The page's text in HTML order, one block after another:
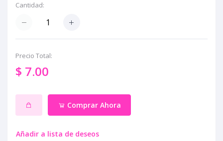
Cantidad:
Precio Total:
$ 7.00
Comprar Ahora
Añadir a lista de deseos